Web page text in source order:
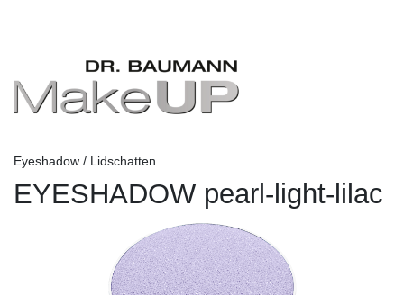
Eyeshadow / Lidschatten
EYESHADOW pearl-light-lilac